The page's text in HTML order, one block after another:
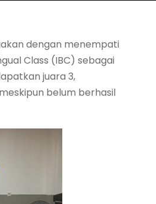
dengan menempati
Class (IBC) sebagai
juara 3,
belum berhasil